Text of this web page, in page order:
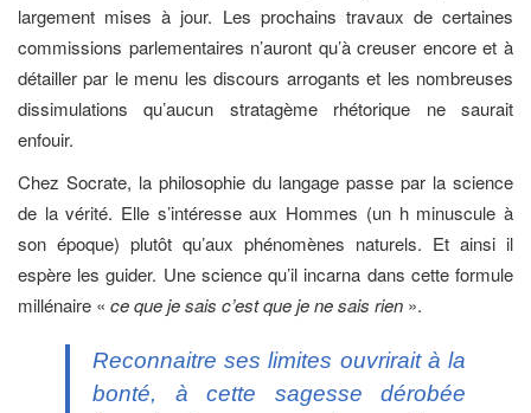
largement mises à jour. Les prochains travaux de certaines
commissions parlementaires n’auront qu’à creuser encore et à
détailler par le menu les discours arrogants et les nombreuses
dissimulations qu’aucun stratagème rhétorique ne saurait
enfouir.
Chez Socrate, la philosophie du langage passe par la science
de la vérité. Elle s’intéresse aux Hommes (un h minuscule à
son époque) plutôt qu’aux phénomènes naturels. Et ainsi il
espère les guider. Une science qu’il incarna dans cette formule
millénaire « ce que je sais c’est que je ne sais rien ».
Reconnaitre ses limites ouvrirait à la
bonté, à cette sagesse dérobée